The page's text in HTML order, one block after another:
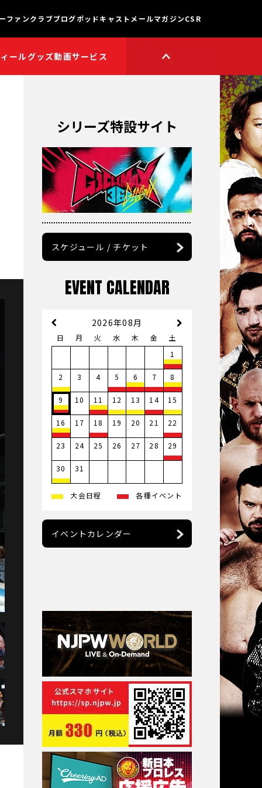
ールグッズ動画サービス
獣神サンダー・ライガー
矢野通プロデュース!!
スイーツ真壁チャンネル
聖帝タイチのゲーム実況
チャンネル
鷹木信悟ちゃんねる
オーカーンチャンネル
ファンクラブブログポッドキャスト メールマガジンCSR
シリーズ特設サイト
スケジュール / チケット
EVENT CALENDAR
2026年08月
日 月 火 水 木 金
土
1
2 3 4 5 6 7 8
9 10 11 12 13 14 15
16 17 18 19 20 21 22
23 24 25 26 27 28 29
30 31
大会日程 各種イベント
イベントカレンダー